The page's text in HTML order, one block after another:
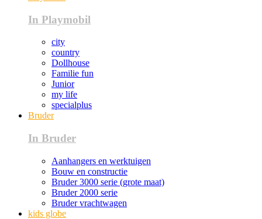
In Playmobil
city
country
Dollhouse
Familie fun
Junior
my life
specialplus
Bruder
In Bruder
Aanhangers en werktuigen
Bouw en constructie
Bruder 3000 serie (grote maat)
Bruder 2000 serie
Bruder vrachtwagen
kids globe